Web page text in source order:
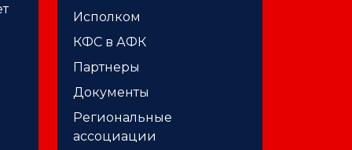
Исполком
КФС в АФК
Партнеры
Документы
Региональные
ассоциации